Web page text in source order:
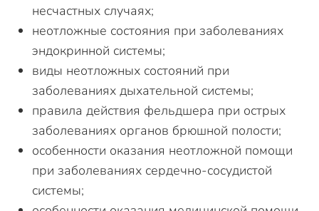
несчастных случаях;
неотложные состояния при заболеваниях
эндокринной системы;
виды неотложных состояний при
заболеваниях дыхательной системы;
правила действия фельдшера при острых
заболеваниях органов брюшной полости;
особенности оказания неотложной помощи
при заболеваниях сердечно-сосудистой
системы;